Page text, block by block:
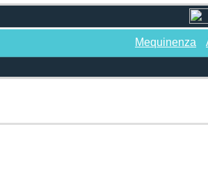
Mequinenza